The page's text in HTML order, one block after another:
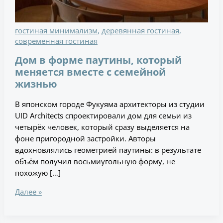
гостиная минимализм, деревянная гостиная,
современная гостиная
Дом в форме паутины, который
меняется вместе с семейной
жизнью
В японском городе Фукуяма архитекторы из студии
UID Architects спроектировали дом для семьи из
четырёх человек, который сразу выделяется на
фоне пригородной застройки. Авторы
вдохновлялись геометрией паутины: в результате
объём получил восьмиугольную форму, не
похожую […]
Далее »